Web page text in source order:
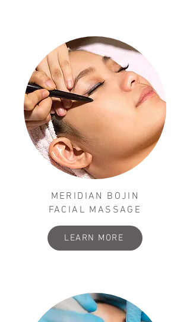
MERIDIAN BOJIN
FACIAL MASSAGE
LEARN MORE